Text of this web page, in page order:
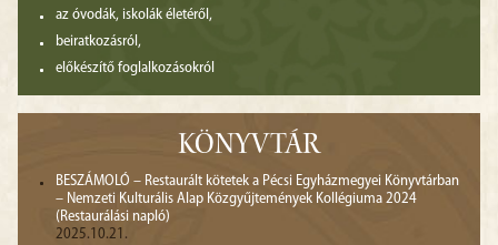
az óvodák, iskolák életéről,
beiratkozásról,
előkészítő foglalkozásokról
KÖNYVTÁR
BESZÁMOLÓ – Restaurált kötetek a Pécsi Egyházmegyei Könyvtárban
– Nemzeti Kulturális Alap Közgyűjtemények Kollégiuma 2024
(Restaurálási napló)
2025.10.21.